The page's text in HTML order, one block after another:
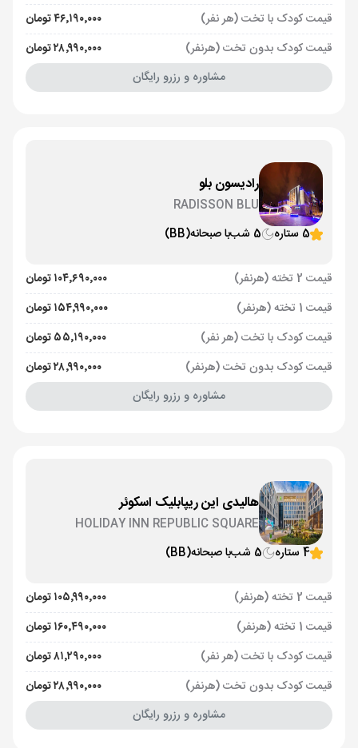
قیمت کودک با تخت (هر نفر)
۴۶٬۱۹۰٬۰۰۰ تومان
قیمت کودک بدون تخت (هرنفر)
۲۸٬۹۹۰٬۰۰۰ تومان
مشاوره و رزرو رایگان
رادیسون بلو
RADISSON BLU
5 ستاره
5 شب با صبحانه(BB)
قیمت 2 تخته (هرنفر)
۱۰۴٬۶۹۰٬۰۰۰ تومان
قیمت 1 تخته (هرنفر)
۱۵۴٬۹۹۰٬۰۰۰ تومان
قیمت کودک با تخت (هر نفر)
۵۵٬۱۹۰٬۰۰۰ تومان
قیمت کودک بدون تخت (هرنفر)
۲۸٬۹۹۰٬۰۰۰ تومان
مشاوره و رزرو رایگان
هالیدی این ریپابلیک اسکوئر
HOLIDAY INN REPUBLIC SQUARE
4 ستاره
5 شب با صبحانه(BB)
قیمت 2 تخته (هرنفر)
۱۰۵٬۹۹۰٬۰۰۰ تومان
قیمت 1 تخته (هرنفر)
۱۶۰٬۴۹۰٬۰۰۰ تومان
قیمت کودک با تخت (هر نفر)
۸۱٬۲۹۰٬۰۰۰ تومان
قیمت کودک بدون تخت (هرنفر)
۲۸٬۹۹۰٬۰۰۰ تومان
مشاوره و رزرو رایگان